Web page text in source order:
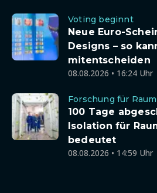
Voting beginnt
Neue Euro-
Designs – so
mitentscheiden
08.08.2026 • 16:24 Uhr
Forschung für
100 Tage
Isolation für
bedeutet
08.08.2026 • 14:59 Uhr